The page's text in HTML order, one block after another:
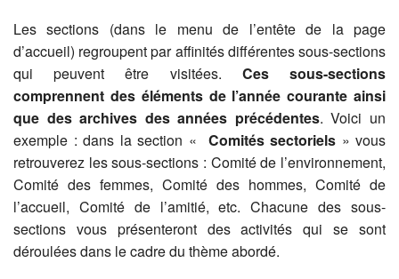
Les sections (dans le menu de l’entête de la page
d’accueil) regroupent par affinités différentes sous-sections
qui peuvent être visitées. Ces sous-sections
comprennent des éléments de l’année courante ainsi
que des archives des années précédentes. Voici un
exemple : dans la section «
Comités sectoriels » vous
retrouverez les sous-sections : Comité de l’environnement,
Comité des femmes, Comité des hommes, Comité de
l’accueil, Comité de l’amitié, etc. Chacune des sous-
sections vous présenteront des activités qui se sont
déroulées dans le cadre du thème abordé.